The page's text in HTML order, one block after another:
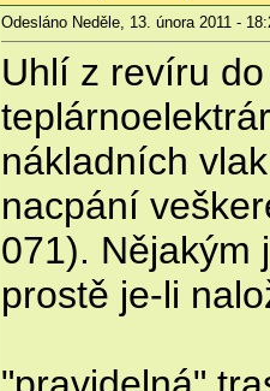
Odesláno Neděle, 13. února 2011 -
Uhlí z revíru
nákladních
nacpání
071). Nějakým
prostě je-li